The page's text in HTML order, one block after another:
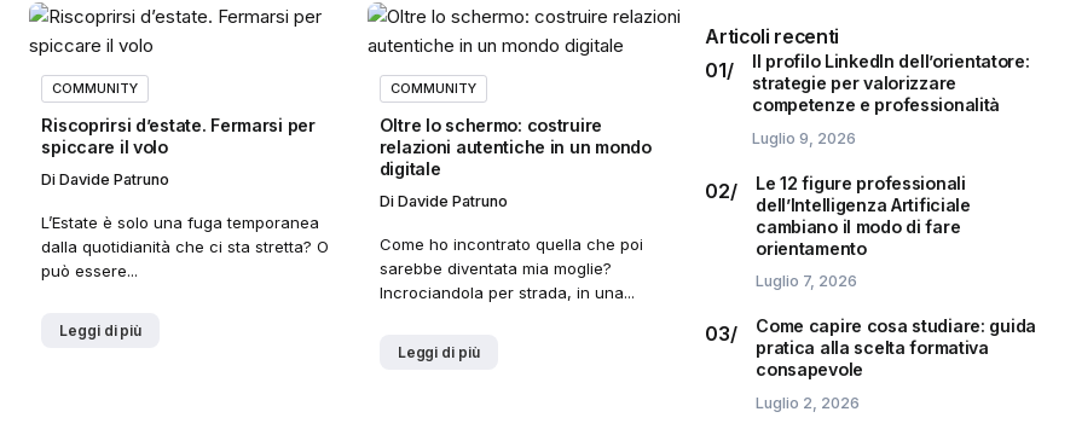
COMMUNITY
Riscoprirsi d’estate. Fermarsi per
spiccare il volo
Di Davide Patruno
L’Estate è solo una fuga temporanea
dalla quotidianità che ci sta stretta? O
può essere...
Leggi di più
COMMUNITY
Oltre lo schermo: costruire
relazioni autentiche in un mondo
digitale
Di Davide Patruno
Come ho incontrato quella che poi
sarebbe diventata mia moglie?
Incrociandola per strada, in una...
Leggi di più
Articoli recenti
Il profilo LinkedIn dell’orientatore:
strategie per valorizzare
competenze e professionalità
Luglio 9, 2026
Le 12 figure professionali
dell’Intelligenza Artificiale
cambiano il modo di fare
orientamento
Luglio 7, 2026
Come capire cosa studiare: guida
pratica alla scelta formativa
consapevole
Luglio 2, 2026